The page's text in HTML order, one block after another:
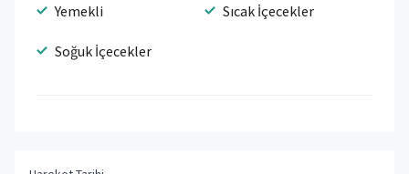
Yemekli Sıcak İçecekler
Soğuk İçecekler